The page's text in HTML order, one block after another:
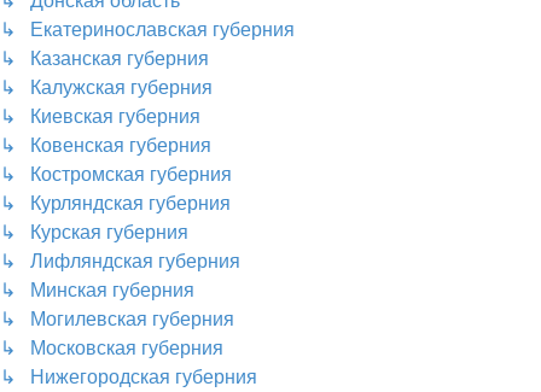
↳ Екатеринославская губерния
↳ Казанская губерния
↳ Калужская губерния
↳ Киевская губерния
↳ Ковенская губерния
↳ Костромская губерния
↳ Курляндская губерния
↳ Курская губерния
↳ Лифляндская губерния
↳ Минская губерния
↳ Могилевская губерния
↳ Московская губерния
↳ Нижегородская губерния